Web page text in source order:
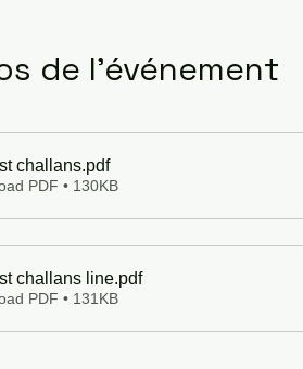
de l'événement
challans.pdf
PDF • 130KB
challans line.pdf
PDF • 131KB